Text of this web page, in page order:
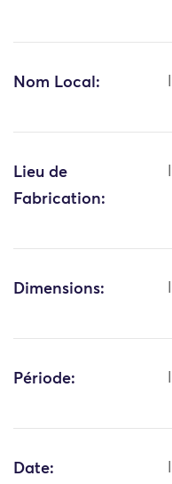
Nom Local:
Lieu de
Fabrication:
Dimensions:
Période:
Date: